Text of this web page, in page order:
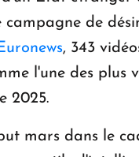
de
, 343
l'une des plus
2025.
mars dans le